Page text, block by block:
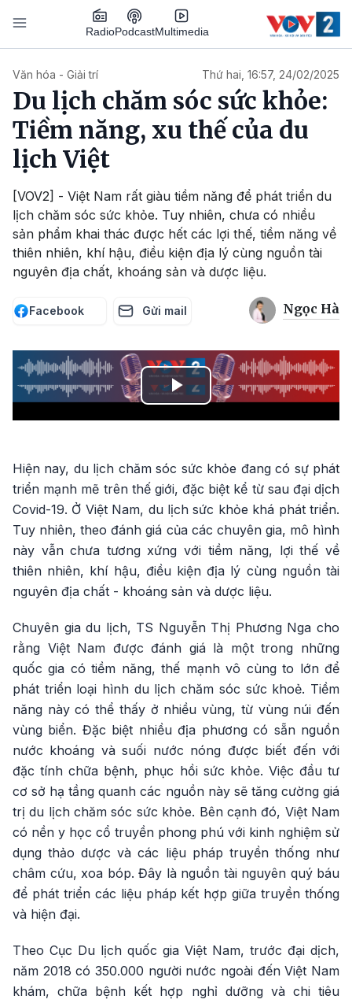
Nhảy đến nội dung
RadioPodcastMultimedia
Văn hóa - Giải trí Thứ hai, 16:57, 24/02/2025
Du lịch chăm sóc sức khỏe:
Tiềm năng, xu thế của du
lịch Việt
[VOV2] - Việt Nam rất giàu tiềm năng để phát triển du
lịch chăm sóc sức khỏe. Tuy nhiên, chưa có nhiều
sản phẩm khai thác được hết các lợi thế, tiềm năng về
thiên nhiên, khí hậu, điều kiện địa lý cùng nguồn tài
nguyên địa chất, khoáng sản và dược liệu.
Facebook Gửi mail Ngọc Hà
Play
Hiện nay, du lịch chăm sóc sức khỏe đang có sự phát
triển mạnh mẽ trên thế giới, đặc biệt kể từ sau đại dịch
Covid-19. Ở Việt Nam, du lịch sức khỏe khá phát triển.
Tuy nhiên, theo đánh giá của các chuyên gia, mô hình
này vẫn chưa tương xứng với tiềm năng, lợi thế về
thiên nhiên, khí hậu, điều kiện địa lý cùng nguồn tài
nguyên địa chất - khoáng sản và dược liệu.
Chuyên gia du lịch, TS Nguyễn Thị Phương Nga cho
rằng Việt Nam được đánh giá là một trong những
quốc gia có tiềm năng, thế mạnh vô cùng to lớn để
phát triển loại hình du lịch chăm sóc sức khoẻ. Tiềm
năng này có thể thấy ở nhiều vùng, từ vùng núi đến
vùng biển. Đặc biệt nhiều địa phương có sẵn nguồn
nước khoáng và suối nước nóng được biết đến với
đặc tính chữa bệnh, phục hồi sức khỏe. Việc đầu tư
cơ sở hạ tầng quanh các nguồn này sẽ tăng cường giá
trị du lịch chăm sóc sức khỏe. Bên cạnh đó, Việt Nam
có nền y học cổ truyền phong phú với kinh nghiệm sử
dụng thảo dược và các liệu pháp truyền thống như
châm cứu, xoa bóp. Đây là nguồn tài nguyên quý báu
để phát triển các liệu pháp kết hợp giữa truyền thống
và hiện đại.
Theo Cục Du lịch quốc gia Việt Nam, trước đại dịch,
năm 2018 có 350.000 người nước ngoài đến Việt Nam
khám, chữa bệnh kết hợp nghỉ dưỡng và chi tiêu